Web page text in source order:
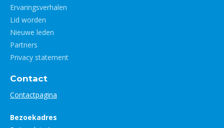
Ervaringsverhalen
Lid worden
Nieuwe leden
Partners
Privacy statement
Contact
Contactpagina
Bezoekadres